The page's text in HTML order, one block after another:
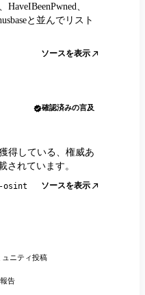
、
と並んでリスト
ソースを表示
確認済みの言及
得している、権威あ
されています。
osint ソースを表示
ュニティ投稿
告